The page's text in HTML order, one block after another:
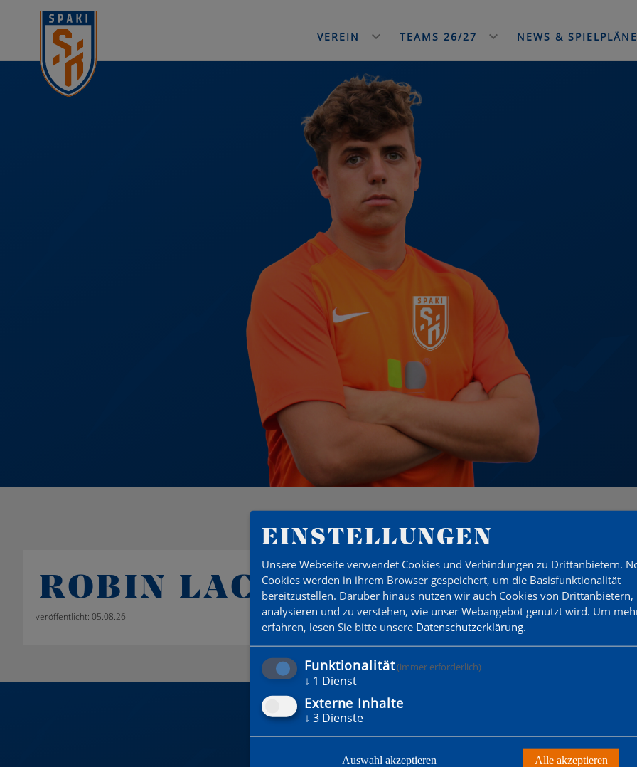
VEREIN TEAMS 26/27 NEWS &
ROBIN LACH
veröffentlicht: 05.08.26
DU WILLST MITGLIED
EINSTELLUNGEN
Unsere Webseite verwendet Cookies und Verbindungen zu Drittanbietern.
Cookies werden in ihrem Browser gespeichert, um die Basisfunktionalität
bereitzustellen. Darüber hinaus nutzen wir auch Cookies von Drittanbietern,
analysieren und zu verstehen, wie unser Webangebot genutzt wird. Um
erfahren, lesen Sie bitte unsere Datenschutzerklärung.
Funktionalität(immer erforderlich)
↓ 1 Dienst
Externe Inhalte
↓ 3 Dienste
Auswahl akzeptieren Alle akzeptieren